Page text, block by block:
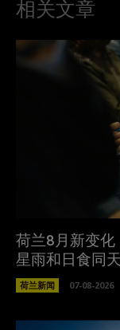
相关文章
荷兰8月新变
星雨和日食同
荷兰新闻 07-08-2026